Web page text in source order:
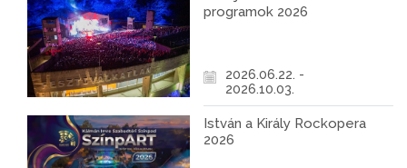
programok 2026
2026.06.22. -
2026.10.03.
István a Király Rockopera
2026